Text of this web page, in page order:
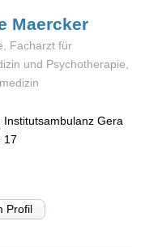
Maercker
Facharzt für
und Psychotherapie,
Gera
17
Profil